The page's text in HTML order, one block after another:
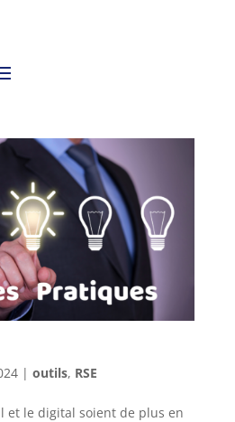
| outils, RSE
et le digital soient de plus en